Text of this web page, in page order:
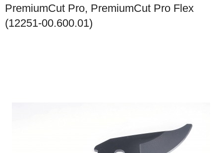
PremiumCut Pro, PremiumCut Pro Flex
(12251-00.600.01)